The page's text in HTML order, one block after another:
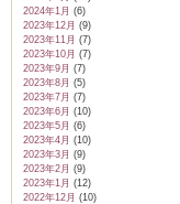
2024年1月 (6)
2023年12月 (9)
2023年11月 (7)
2023年10月 (7)
2023年9月 (7)
2023年8月 (5)
2023年7月 (7)
2023年6月 (10)
2023年5月 (6)
2023年4月 (10)
2023年3月 (9)
2023年2月 (9)
2023年1月 (12)
2022年12月 (10)